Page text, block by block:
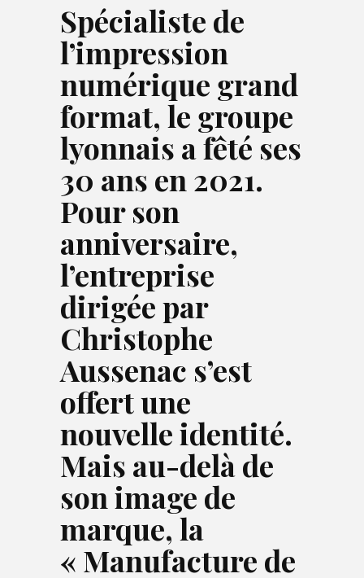
Spécialiste de
l’impression
numérique grand
format, le groupe
lyonnais a fêté ses
30 ans en 2021.
Pour son
anniversaire,
l’entreprise
dirigée par
Christophe
Aussenac s’est
offert une
nouvelle identité.
Mais au-delà de
son image de
marque, la
« Manufacture de